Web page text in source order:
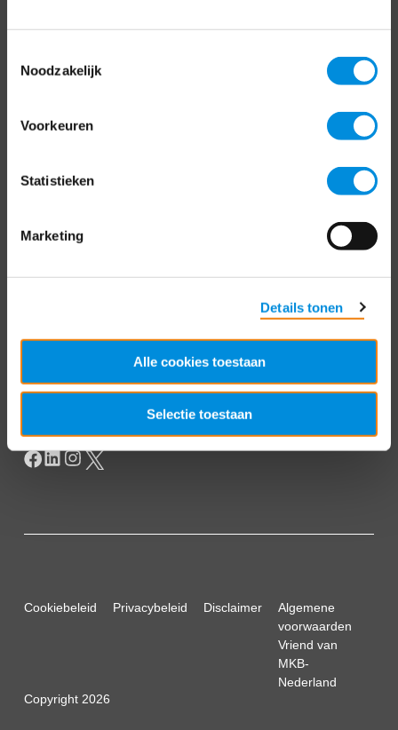
Noodzakelijk
Voorkeuren
Statistieken
Marketing
Details tonen
Alle cookies toestaan
Selectie toestaan
Direct naar
Bezuidenhoutseweg 12
Postbus 93002
2509 AA Den Haag
Cookiebeleid Privacybeleid Disclaimer
Algemene
voorwaarden
Vriend van
MKB-
Nederland
Copyright 2026